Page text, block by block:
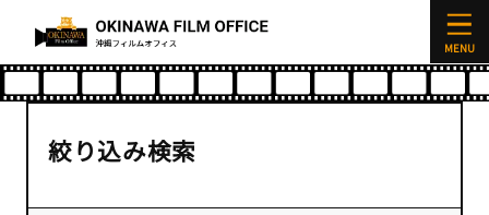
映像制作サポート企業検索
絞り込み検索